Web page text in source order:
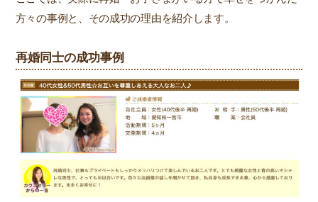
方々の事例と、その成功の理由を紹介します。
再婚同士の成功事例